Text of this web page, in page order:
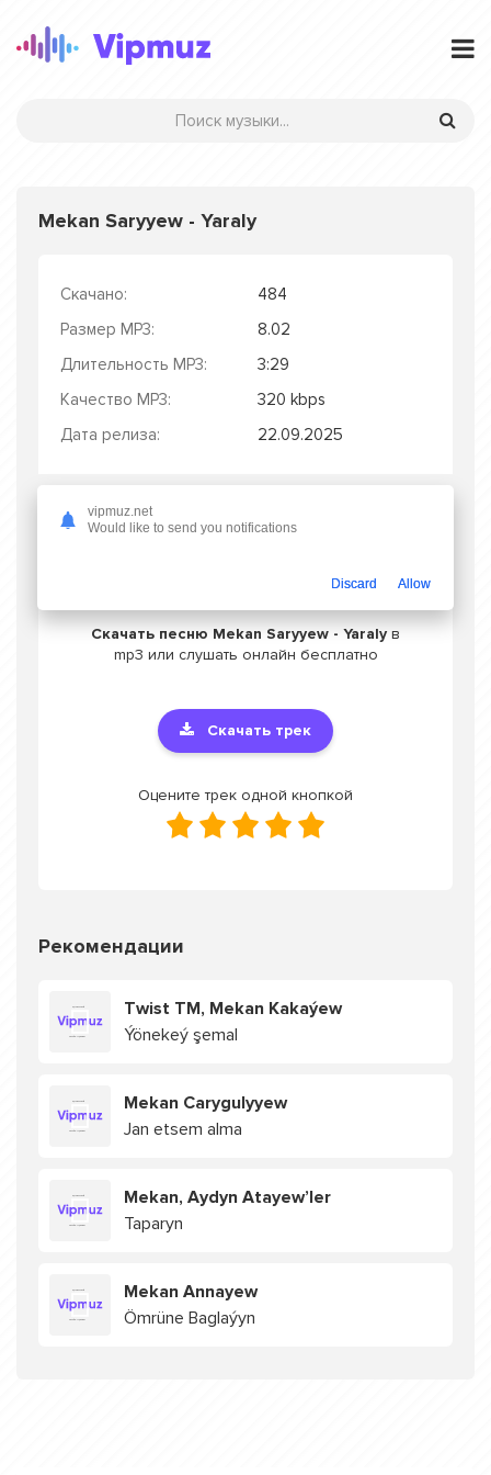
Mekan Saryyew - Yaraly
Скачано:
484
Размер MP3:
8.02
Длительность MP3:
3:29
Качество MP3:
320 kbps
Дата релиза:
22.09.2025
Слушать Mekan Saryyew - Yaraly
Скачать песню Mekan Saryyew - Yaralyв
mp3 или слушать онлайн бесплатно
Скачать трек
Оцените трек одной кнопкой
Рекомендации
Twist TM, Mekan Kakaýew
Ýönekeý şemal
Mekan Carygulyyew
Jan etsem alma
Mekan, Aydyn Atayew’ler
Taparyn
Mekan Annayew
Ömrüne Baglaýyn
vipmuz.net
Would like to send you notifications
Discard Allow